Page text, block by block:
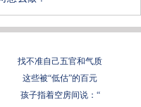
找不准自己五官和气质
这些被“低估”的百元
孩子指着空房间说：“